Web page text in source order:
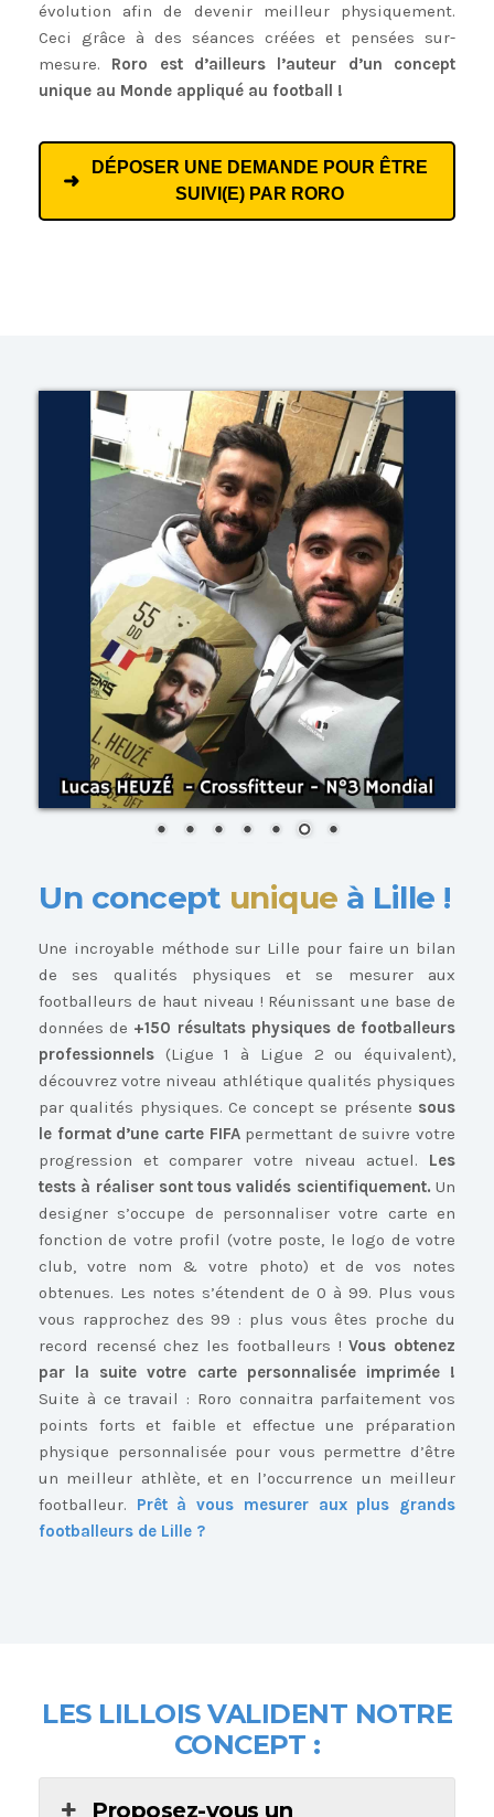
évolution afin de devenir meilleur physiquement.
Ceci grâce à des séances créées et pensées sur-
mesure. Roro est d’ailleurs l’auteur d’un concept
unique au Monde appliqué au football !
DÉPOSER UNE DEMANDE POUR ÊTRE
SUIVI(E) PAR RORO
Un concept unique à Lille !
Une incroyable méthode sur Lille pour faire un bilan
de ses qualités physiques et se mesurer aux
footballeurs de haut niveau ! Réunissant une base de
données de +150 résultats physiques de footballeurs
professionnels (Ligue 1 à Ligue 2 ou équivalent),
découvrez votre niveau athlétique qualités physiques
par qualités physiques. Ce concept se présente sous
le format d’une carte FIFApermettant de suivre votre
progression et comparer votre niveau actuel. Les
tests à réaliser sont tous validés scientifiquement. Un
designer s’occupe de personnaliser votre carte en
fonction de votre profil (votre poste, le logo de votre
club, votre nom & votre photo) et de vos notes
obtenues. Les notes s’étendent de 0 à 99. Plus vous
vous rapprochez des 99 : plus vous êtes proche du
record recensé chez les footballeurs !Vous obtenez
par la suite votre carte personnalisée imprimée !
Suite à ce travail : Roro connaitra parfaitement vos
points forts et faible et effectue une préparation
physique personnalisée pour vous permettre d’être
un meilleur athlète, et en l’occurrence un meilleur
footballeur. Prêt à vous mesurer aux plus grands
footballeurs de Lille ?
LES LILLOIS VALIDENT NOTRE
CONCEPT :
Proposez-vous un